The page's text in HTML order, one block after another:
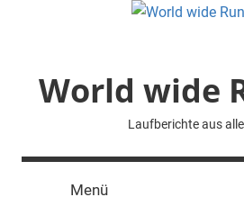
World wide
Laufberichte aus
Menü